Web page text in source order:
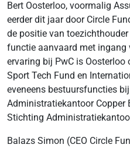
Bert Oosterloo, voormalig
eerder dit jaar door Circle
de positie van
functie aanvaard met ingang
ervaring bij PwC is
Sport Tech Fund en
eveneens bestuursfuncties
Administratiekantoor Copper
Stichting
Balazs Simon (CEO Circle